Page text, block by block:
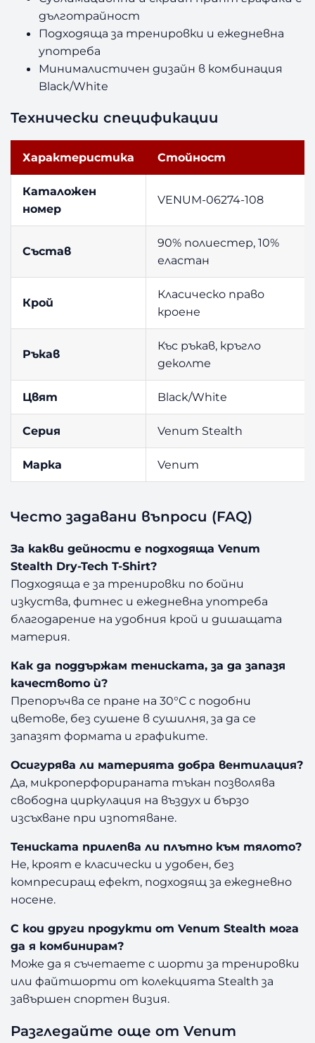
дълготрайност
Подходяща за тренировки и ежедневна
употреба
Минималистичен дизайн в комбинация
Black/White
Технически спецификации
Характеристика Стойност
Каталожен
номер
VENUM-06274-108
Състав
90% полиестер, 10%
еластан
Крой
Класическо право
кроене
Ръкав
Къс ръкав, кръгло
деколте
Цвят Black/White
Серия Venum Stealth
Марка Venum
Често задавани въпроси (FAQ)
За какви дейности е подходяща Venum
Stealth Dry-Tech T-Shirt?
Подходяща е за тренировки по бойни
изкуства, фитнес и ежедневна употреба
благодарение на удобния крой и дишащата
материя.
Как да поддържам тениската, за да запазя
качеството ѝ?
Препоръчва се пране на 30°C с подобни
цветове, без сушене в сушилня, за да се
запазят формата и графиките.
Осигурява ли материята добра вентилация?
Да, микроперфорираната тъкан позволява
свободна циркулация на въздух и бързо
изсъхване при изпотяване.
Тениската прилепва ли плътно към тялото?
Не, кроят е класически и удобен, без
компресиращ ефект, подходящ за ежедневно
носене.
С кои други продукти от Venum Stealth мога
да я комбинирам?
Може да я съчетаете с шорти за тренировки
или файтшорти от колекцията Stealth за
завършен спортен визия.
Разгледайте още от Venum